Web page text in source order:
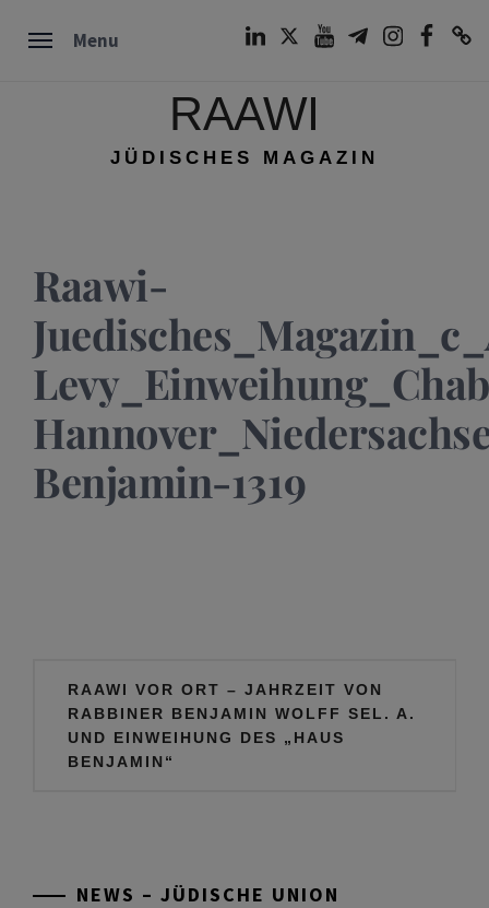
Menu
RAAWI
JÜDISCHES MAGAZIN
Raawi-
Benjamin-1319
Beitragsnavigation
RAAWI VOR ORT – JAHRZEIT VON
RABBINER BENJAMIN WOLFF SEL. A.
UND EINWEIHUNG DES „HAUS
BENJAMIN“
NEWS – JÜDISCHE UNION
Tu be’Aw – das jüdische Fest der Liebe, der
Menschen unterschiedlicher Generationen,